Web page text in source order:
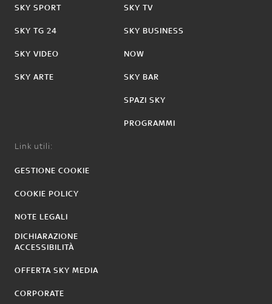
SKY SPORT
SKY TG 24
SKY VIDEO
SKY ARTE
SKY TV
SKY BUSINESS
NOW
SKY BAR
SPAZI SKY
PROGRAMMI
Link utili:
GESTIONE COOKIE
COOKIE POLICY
NOTE LEGALI
DICHIARAZIONE
ACCESSIBILITÀ
OFFERTA SKY MEDIA
CORPORATE